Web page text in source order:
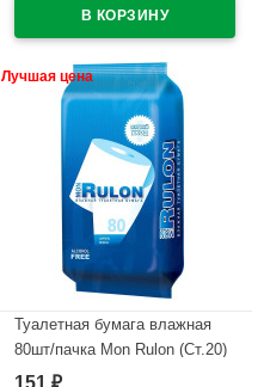
Лучшая цена
Туалетная бумага влажная
80шт/пачка Mon Rulon (Ст.20)
151 ₽